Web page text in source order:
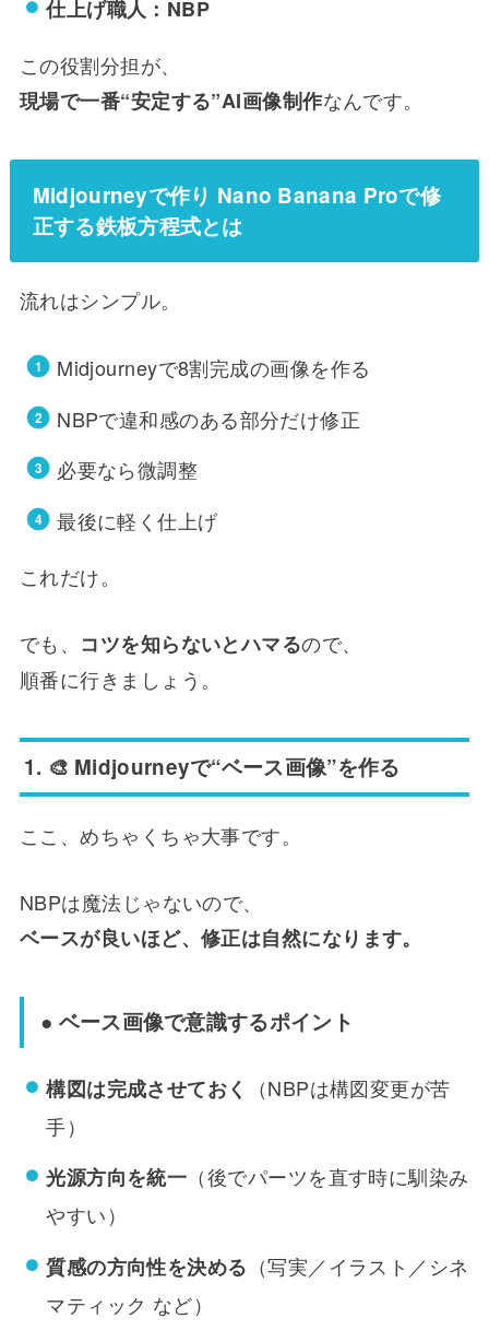
仕上げ職人：NBP
この役割分担が、
現場で一番“安定する”AI画像制作なんです。
Midjourneyで作り Nano Banana Proで修
正する鉄板方程式とは
流れはシンプル。
Midjourneyで8割完成の画像を作る
NBPで違和感のある部分だけ修正
必要なら微調整
最後に軽く仕上げ
これだけ。
でも、 コツを知らないとハマるので、
順番に行きましょう。
1. 🎨 Midjourneyで“ベース画像”を作る
ここ、めちゃくちゃ大事です。
NBPは魔法じゃないので、
ベースが良いほど、修正は自然になります。
● ベース画像で意識するポイント
構図は完成させておく
（NBPは構図変更が苦
手）
光源方向を統一 （後でパーツを直す時に馴染み
やすい）
質感の方向性を決める （写実／イラスト／シネ
マティック など）